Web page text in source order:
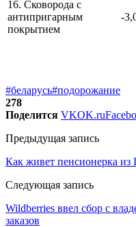
16. Сковорода с
антипригарным
покрытием
-
#беларусь#подорожание
278
Поделится VKOK.ru
Предыдущая запись
Как живет пенсионерка из
Следующая запись
Wildberries ввел сбор с
заказов